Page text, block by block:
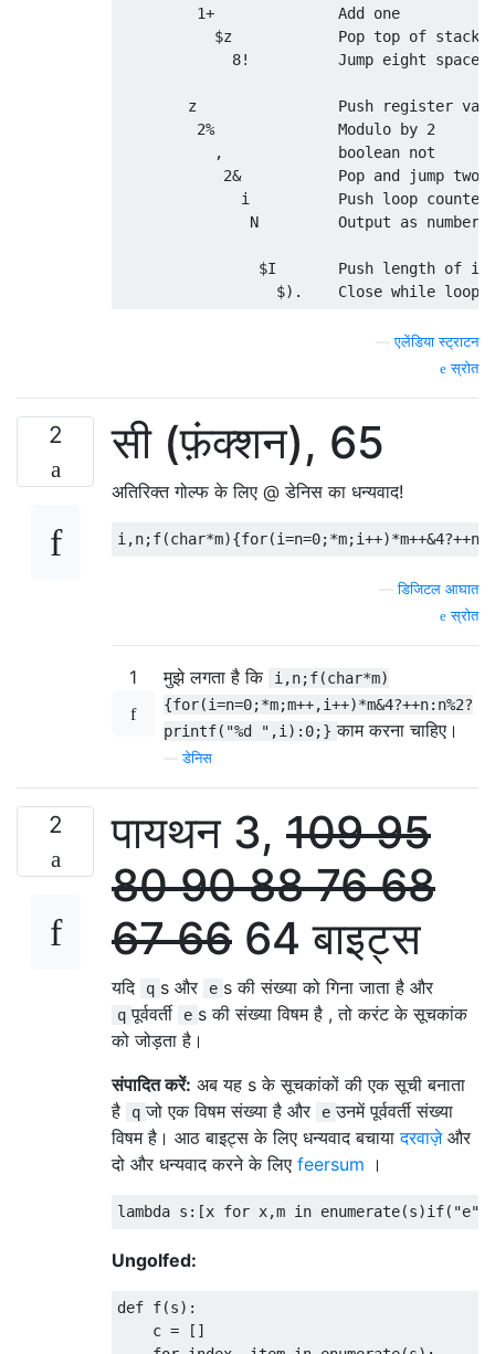
         1+              Add one
$z            Pop top of stack
             8!          Jump eight spaces
z                Push register
         2%              Modulo by 2
           ,             boolean not
2&           Pop and jump two
              i          Push loop counter
               N         Output as number
$I       Push length of
—एलेंडिया स्ट्राटन
स्रोत
2 सी (फ़ंक्शन), 65
अतिरिक्त गोल्फ के लिए @ डेनिस का धन्यवाद!
—डिजिटल आघात
स्रोत
1 मुझे लगता है कि
i,n;f(char*m)
{for(i=n=0;*m;m++,i++)*m&4?++n:n%2?
printf("%d ",i):0;} काम करना चाहिए।
—डेनिस
2 पायथन 3, 10995
8090887668
6766 64 बाइट्स
यदि q s और e s की संख्या को गिना जाता है और
q पूर्ववर्ती e s की संख्या विषम है , तो करंट के सूचकांक
को जोड़ता है।
संपादित करें: अब यह s के सूचकांकों की एक सूची बनाता
है
q जो एक विषम संख्या है और e उनमें पूर्ववर्ती संख्या
विषम है। आठ बाइट्स के लिए धन्यवाद बचायादरवाज़ेऔर
दो और धन्यवाद करने के लिए feersum ।
Ungolfed:
def f(s):
    c = []